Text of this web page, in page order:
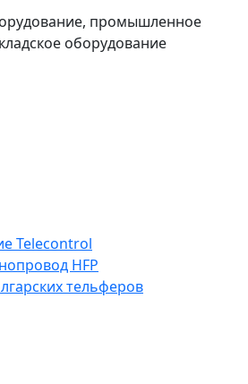
промышленное
оборудование
Telecontrol
HFP
тельферов